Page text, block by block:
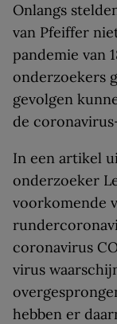
Onlangs
van Pfeiffer
pandemie van
onderzoekers
gevolgen
de
In een artikel
onderzoeker
voorkomende
coronavirus
virus
hebben er